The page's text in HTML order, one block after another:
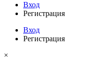
Вход
Регистрация
Вход
Регистрация
×